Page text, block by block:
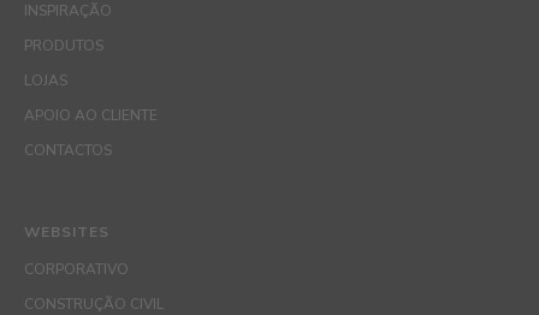
INSPIRAÇÃO
PRODUTOS
LOJAS
APOIO AO CLIENTE
CONTACTOS
WEBSITES
CORPORATIVO
CONSTRUÇÃO CIVIL